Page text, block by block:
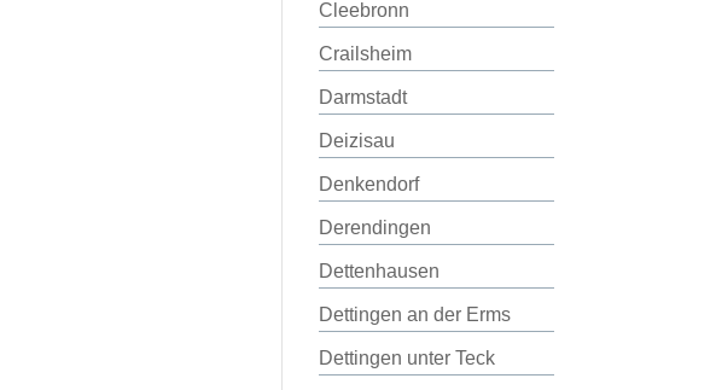
Cleebronn
Crailsheim
Darmstadt
Deizisau
Denkendorf
Derendingen
Dettenhausen
Dettingen an der Erms
Dettingen unter Teck